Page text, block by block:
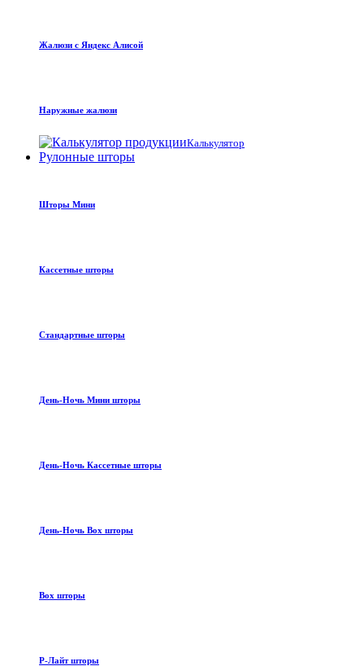
Жалюзи с Яндекс Алисой
Наружные жалюзи
Калькулятор
Рулонные шторы
Шторы Мини
Кассетные шторы
Стандартные шторы
День-Ночь Мини шторы
День-Ночь Кассетные шторы
День-Ночь Box шторы
Box шторы
Р-Лайт шторы